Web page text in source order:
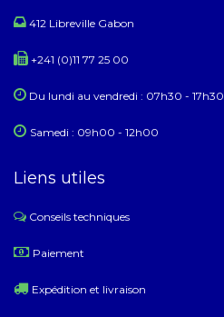
412 Libreville Gabon
+241 (0)11 77 25 00
Du lundi au ​​vendredi : 07h30 - 17h30
Samedi : 09h00 - 12h00
Liens utiles
Conseils techniques
​ Paiement
Expédition et livraison